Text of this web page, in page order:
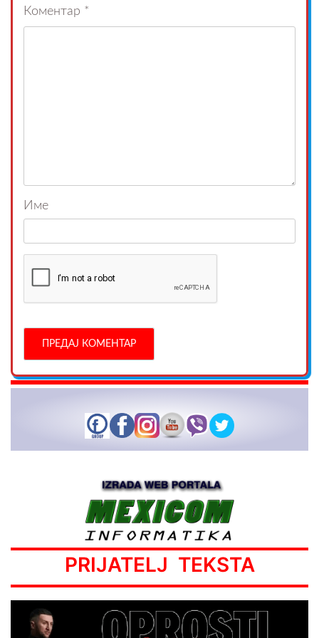
Коментар *
Име
PRIJATELJ TEKSTA